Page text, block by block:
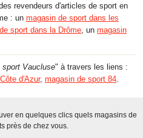
revendeurs d'articles de sport en
: un magasin de sport dans les
sport dans la Drôme , un magasin
sport Vaucluse" à travers les liens :
d'Azur, magasin de sport 84
en quelques clics quels magasins de
près de chez vous.